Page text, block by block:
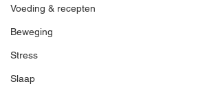
Voeding & recepten
Beweging
Stress
Slaap